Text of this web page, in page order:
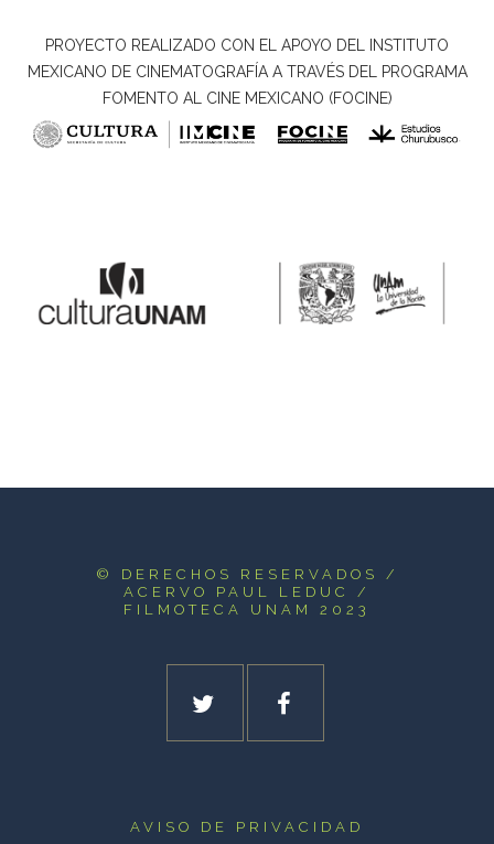
PROYECTO REALIZADO CON EL APOYO DEL INSTITUTO
MEXICANO DE CINEMATOGRAFÍA A TRAVÉS DEL PROGRAMA
FOMENTO AL CINE MEXICANO (FOCINE)
© DERECHOS RESERVADOS
/
ACERVO PAUL LEDUC /
FILMOTECA UNAM 2023
AVISO DE PRIVACIDAD